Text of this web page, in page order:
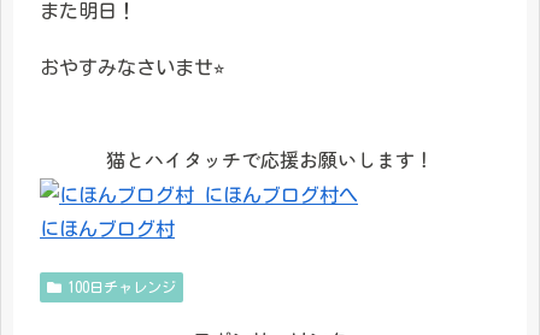
また明日！
おやすみなさいませ⭐︎
猫とハイタッチで応援お願いします！
にほんブログ村
100日チャレンジ